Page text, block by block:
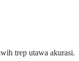
trep utawa akurasi.